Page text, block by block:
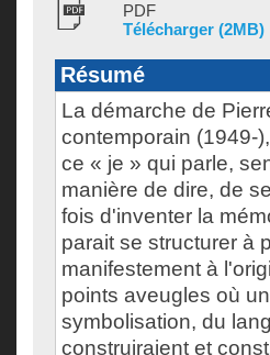
PDF
Télécharger (2MB)
Résumé
La démarche de
contemporain (1949-
ce « je » qui parle,
manière de dire, de
fois d'inventer la
parait se structurer à
manifestement à
points aveugles où
symbolisation, du
construiraient et